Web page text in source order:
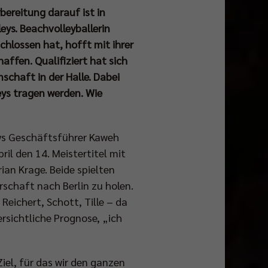
darauf ist in
Beachvolleyballerin
hat, hofft mit ihrer
Qualifiziert hat sich
in der Halle. Dabei
tragen werden. Wie
Geschäftsführer Kaweh
den 14. Meistertitel mit
Krage. Beide spielten
nach Berlin zu holen.
Schott, Tille – da
Prognose, „ich
für das wir den ganzen